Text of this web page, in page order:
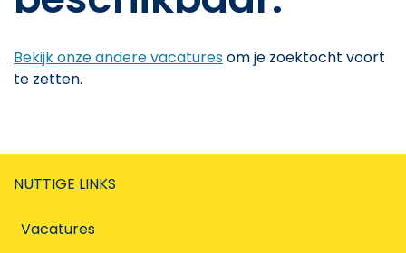
Bekijk onze andere vacaturesom je zoektocht voort
te zetten.
NUTTIGE LINKS
Vacatures